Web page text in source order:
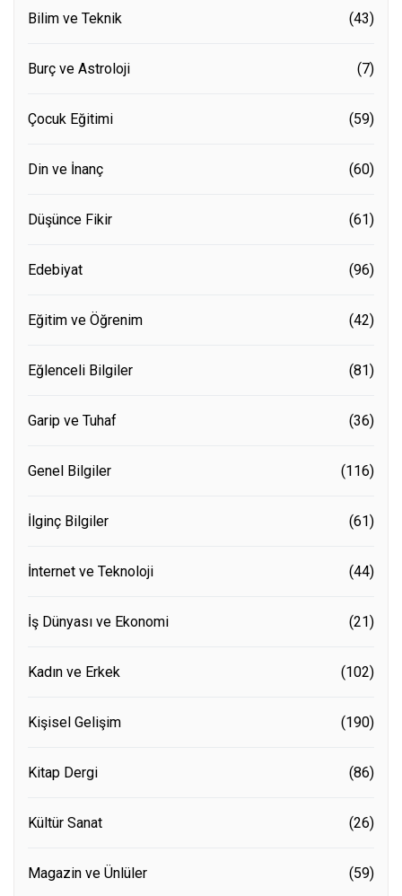
Bilim ve Teknik (43)
Burç ve Astroloji (7)
Çocuk Eğitimi (59)
Din ve İnanç (60)
Düşünce Fikir (61)
Edebiyat (96)
Eğitim ve Öğrenim (42)
Eğlenceli Bilgiler (81)
Garip ve Tuhaf (36)
Genel Bilgiler (116)
İlginç Bilgiler (61)
İnternet ve Teknoloji (44)
İş Dünyası ve Ekonomi (21)
Kadın ve Erkek (102)
Kişisel Gelişim (190)
Kitap Dergi (86)
Kültür Sanat (26)
Magazin ve Ünlüler (59)